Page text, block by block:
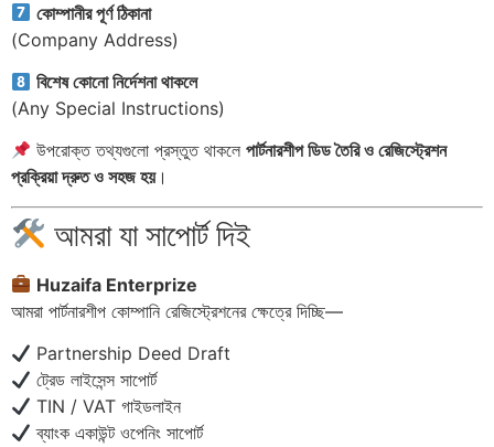
কোম্পানীর পূর্ণ ঠিকানা
(Company Address)
বিশেষ কোনো নির্দেশনা থাকলে
(Any Special Instructions)
উপরোক্ত তথ্যগুলো প্রস্তুত থাকলেপার্টনারশীপ ডিড তৈরি ও রেজিস্ট্রেশন
প্রক্রিয়া দ্রুত ও সহজ হয়।
আমরা যা সাপোর্ট দিই
Huzaifa Enterprize
আমরা পার্টনারশীপ কোম্পানি রেজিস্ট্রেশনের ক্ষেত্রে দিচ্ছি—
Partnership Deed Draft
ট্রেড লাইসেন্স সাপোর্ট
TIN / VAT গাইডলাইন
ব্যাংক একাউন্ট ওপেনিং সাপোর্ট